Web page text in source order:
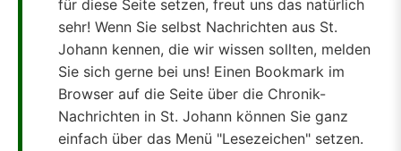
für diese Seite setzen, freut uns das natürlich
sehr! Wenn Sie selbst Nachrichten aus St.
Johann kennen, die wir wissen sollten, melden
Sie sich gerne bei uns! Einen Bookmark im
Browser auf die Seite über die Chronik-
Nachrichten in St. Johann können Sie ganz
einfach über das Menü "Lesezeichen" setzen.